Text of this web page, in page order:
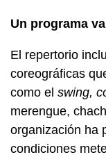
Un programa
El repertorio
coreográficas
como el swing,
merengue,
organización ha
condiciones